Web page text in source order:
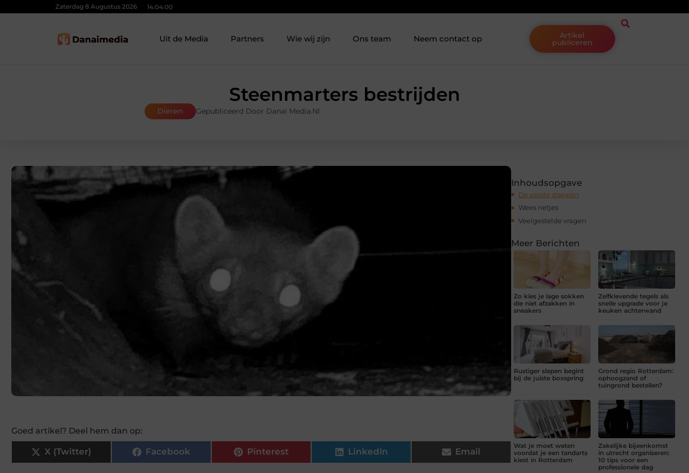
Zaterdag 8 Augustus 2026 14:04:01
Uit de Media Partners Wie wij zijn Ons team Neem contact op Artikel
publiceren
Steenmarters bestrijden
Dieren Gepubliceerd Door Danai Media.nl
Goed artikel? Deel hem dan op:
X (Twitter) Facebook Pinterest LinkedIn Email
Inhoudsopgave
De eerste stappen
Wees netjes
Veelgestelde vragen
Meer Berichten
Zo kies je lage sokken
die niet afzakken in
sneakers
Zelfklevende tegels als
snelle upgrade voor je
keuken achterwand
Rustiger slapen begint
bij de juiste boxspring
Grond regio Rotterdam:
ophoogzand of
tuingrond bestellen?
Wat je moet weten
voordat je een tandarts
kiest in Rotterdam
Zakelijke bijeenkomst
in utrecht organiseren:
10 tips voor een
professionele dag